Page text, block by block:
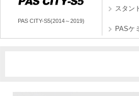
PAS CITY-S5(2014～2019)
スタン
PASケ